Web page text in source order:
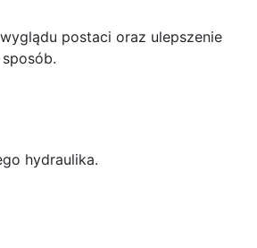
postaci oraz ulepszenie
hydraulika.